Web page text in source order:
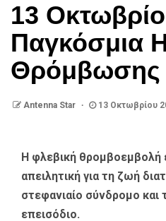
13
Παγκόσμια
Θρόμβωσης
Antenna Star 13 Οκτωβρίου
Η φλεβική θρομβοεμβολή
απειλητική για τη ζωή
στεφανιαίο σύνδρομο και
επεισόδιο.